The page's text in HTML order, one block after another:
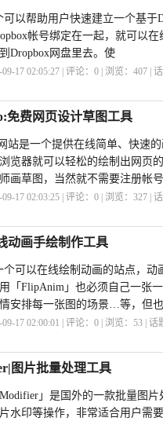
可以帮助用户快速建立一个基于
帐号绑定在一起，就可以
Dropbox网盘里去。使
17 02:05:27 | 评论：0 | 浏览：407 |
免费网页设计草图工具
站是一个提供在线简单、快速
览器就可以轻松的绘制出网页
画草图，当然就不需要注册帐
17 02:03:25 | 评论：0 | 浏览：327 |
动画手绘制作工具
个可以在线绘制动画的站点，
「FlipAnim」也必须自己一张
安排每一张图的场景…等，但也
17 02:00:01 | 评论：0 | 浏览：53 | 话
图片批量处理工具
Modifier」是国外的一款批量图
水印等操作，非常适合用户需